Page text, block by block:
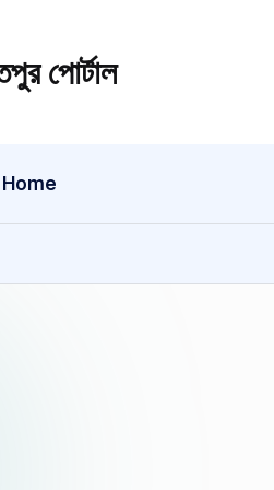
পোর্টাল
শরীয়তপুর
অনলাইন
তথ্য
Home